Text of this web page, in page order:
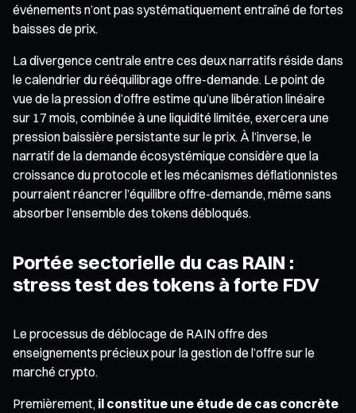
événements n’ont pas systématiquement entraîné de fortes
baisses de prix.
La divergence centrale entre ces deux narratifs réside dans
le calendrier du rééquilibrage offre-demande. Le point de
vue de la pression d’offre estime qu’une libération linéaire
sur 17 mois, combinée à une liquidité limitée, exercera une
pression baissière persistante sur le prix. À l’inverse, le
narratif de la demande écosystémique considère que la
croissance du protocole et les mécanismes déflationnistes
pourraient réancrer l’équilibre offre-demande, même sans
absorber l’ensemble des tokens débloqués.
Portée sectorielle du cas RAIN :
stress test des tokens à forte FDV
Le processus de déblocage de RAIN offre des
enseignements précieux pour la gestion de l’offre sur le
marché crypto.
Premièrement, il constitue une étude de cas concrète